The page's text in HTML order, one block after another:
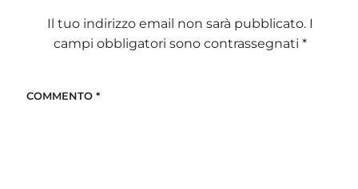
Il tuo indirizzo email non sarà pubblicato. I
campi obbligatori sono contrassegnati *
COMMENTO *